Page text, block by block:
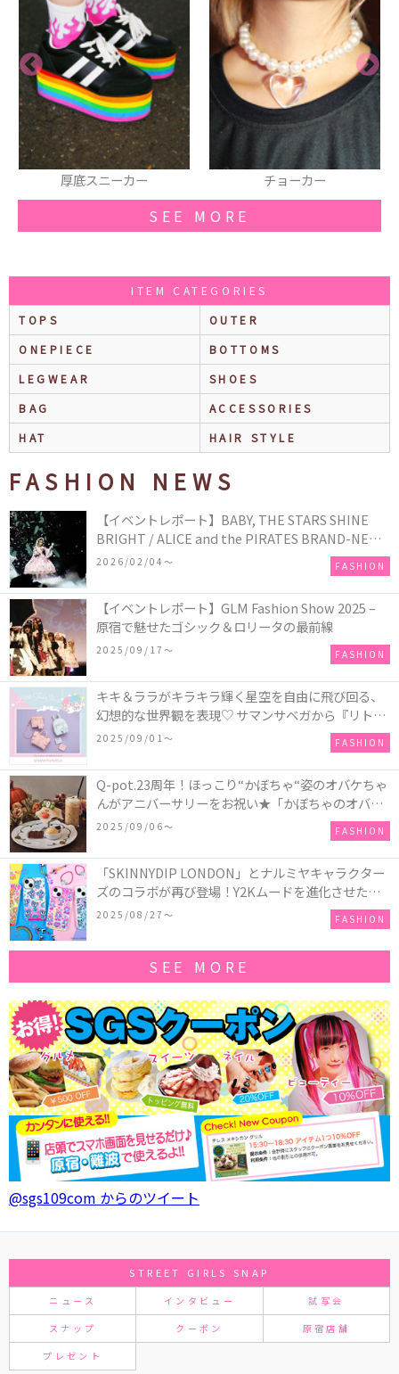
チョーカー ネイル
SEE MORE
ITEM CATEGORIES
TOPS
OUTER
ONEPIECE
BOTTOMS
LEGWEAR
SHOES
BAG
ACCESSORIES
HAT
HAIR STYLE
FASHION NEWS
【イベントレポート】BABY, THE STARS SHINE
BRIGHT / ALICE and the PIRATES BRAND-NEW
COLLECTION in TOKYO
2026/02/04〜 FASHION
【イベントレポート】GLM Fashion Show 2025 –
原宿で魅せたゴシック＆ロリータの最前線
2025/09/17〜 FASHION
キキ＆ララがキラキラ輝く星空を自由に飛び回る、
幻想的な世界観を表現♡ サマンサベガから『リトル
ツインスターズ』50周年アニバーサリーイヤー』を
2025/09/01〜 FASHION
Q-pot.23周年！ほっこり“かぼちゃ“姿のオバケちゃ
んがアニバーサリーをお祝い★「かぼちゃのオバケ
ーキアクセサリー」が新発売！Q-pot CAFE.では
「かぼちゃのオバケーキプレート」も登場
2025/09/06〜 FASHION
「SKINNYDIP LONDON」とナルミヤキャラクター
ズのコラボが再び登場！Y2Kムードを進化させた新
作コレクションを発売♪
2025/08/27〜 FASHION
SEE MORE
@sgs109com からのツイート
STREET GIRLS SNAP
ニュース インタビュー 試写会
スナップ クーポン 原宿店舗
プレゼント